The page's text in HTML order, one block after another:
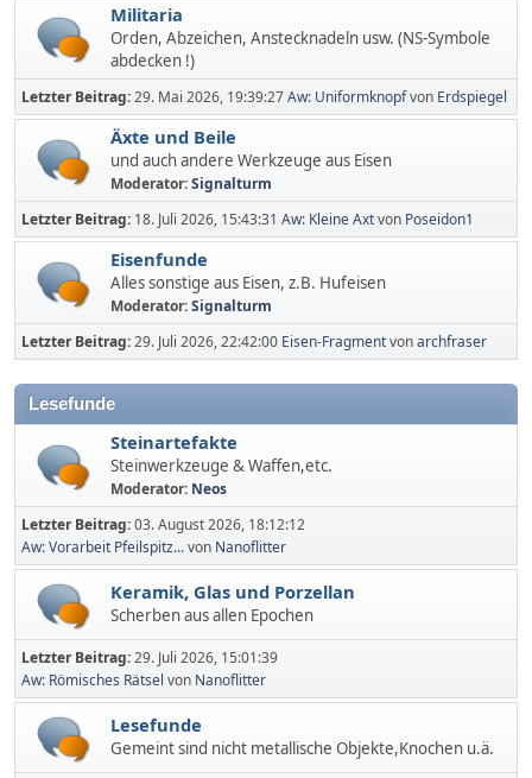
Militaria
Orden, Abzeichen, Anstecknadeln usw. (NS-Symbole
abdecken !)
Letzter Beitrag:29. Mai 2026, 19:39:27Aw: Uniformknopfvon Erdspiegel
Äxte und Beile
und auch andere Werkzeuge aus Eisen
Moderator:Signalturm
Letzter Beitrag: 18. Juli 2026, 15:43:31 Aw: Kleine Axtvon Poseidon1
Eisenfunde
Alles sonstige aus Eisen, z.B. Hufeisen
Moderator:Signalturm
Letzter Beitrag:29. Juli 2026, 22:42:00 Eisen-Fragmentvonarchfraser
Lesefunde
Steinartefakte
Steinwerkzeuge & Waffen,etc.
Moderator: Neos
Letzter Beitrag:03. August 2026, 18:12:12
Aw: Vorarbeit Pfeilspitz...von Nanoflitter
Keramik, Glas und Porzellan
Scherben aus allen Epochen
Letzter Beitrag:29. Juli 2026, 15:01:39
Aw: Römisches Rätsel von Nanoflitter
Lesefunde
Gemeint sind nicht metallische Objekte,Knochen u.ä.